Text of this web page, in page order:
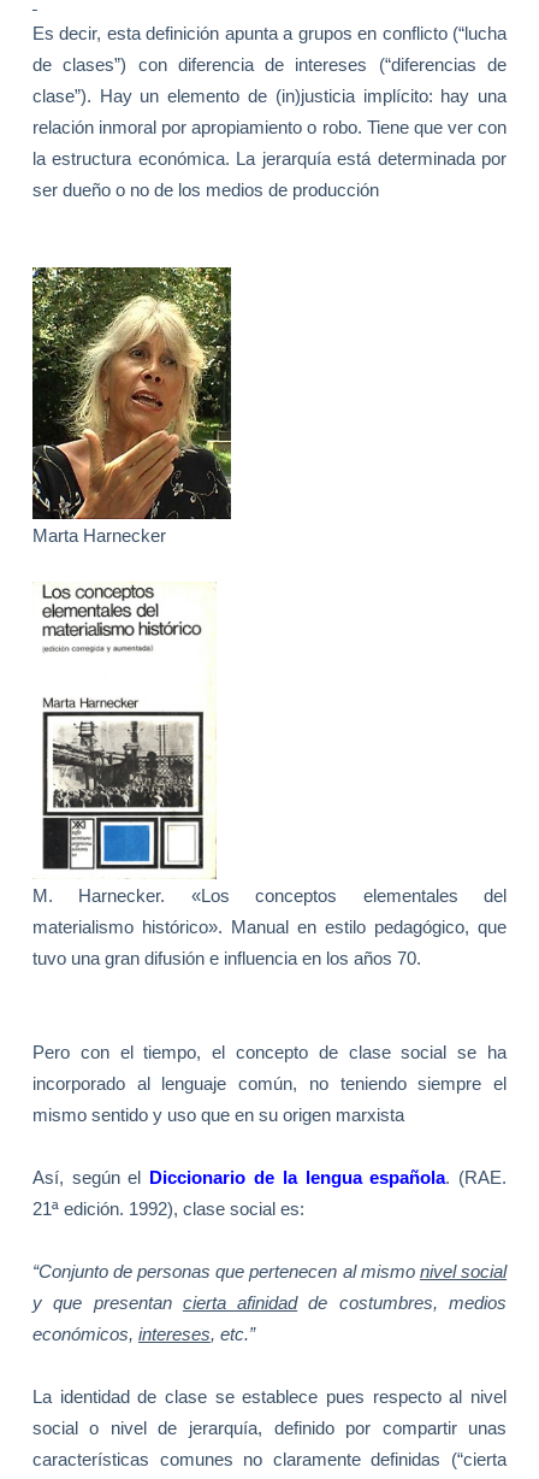
Es decir, esta definición apunta a grupos en conflicto (“lucha
de clases”) con diferencia de intereses (“diferencias de
clase”). Hay un elemento de (in)justicia implícito: hay una
relación inmoral por apropiamiento o robo. Tiene que ver con
la estructura económica. La jerarquía está determinada por
ser dueño o no de los medios de producción
Marta Harnecker
M. Harnecker. «Los conceptos elementales del
materialismo histórico». Manual en estilo pedagógico, que
tuvo una gran difusión e influencia en los años 70.
Pero con el tiempo, el concepto de clase social se ha
incorporado al lenguaje común, no teniendo siempre el
mismo sentido y uso que en su origen marxista
Así, según el Diccionario de la lengua española. (RAE.
21ª edición. 1992), clase social es:
“Conjunto de personas que pertenecen al mismo nivel social
y que presentan cierta afinidadde costumbres, medios
económicos, intereses, etc.”
La identidad de clase se establece pues respecto al nivel
social o nivel de jerarquía, definido por compartir unas
características comunes no claramente definidas (“cierta